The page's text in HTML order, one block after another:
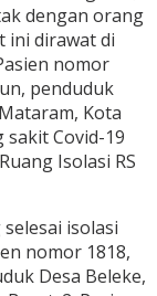
dengan orang
ini dirawat di
nomor
penduduk
Kota
Covid-19
Isolasi RS
isolasi
nomor 1818,
Desa Beleke,